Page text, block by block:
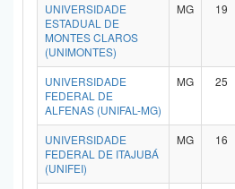
UNIVERSIDADE
ESTADUAL DE
MONTES CLAROS
(UNIMONTES)
MG 19
UNIVERSIDADE
FEDERAL DE
ALFENAS (UNIFAL-MG)
MG 25
UNIVERSIDADE
FEDERAL DE ITAJUBÁ
(UNIFEI)
MG 16